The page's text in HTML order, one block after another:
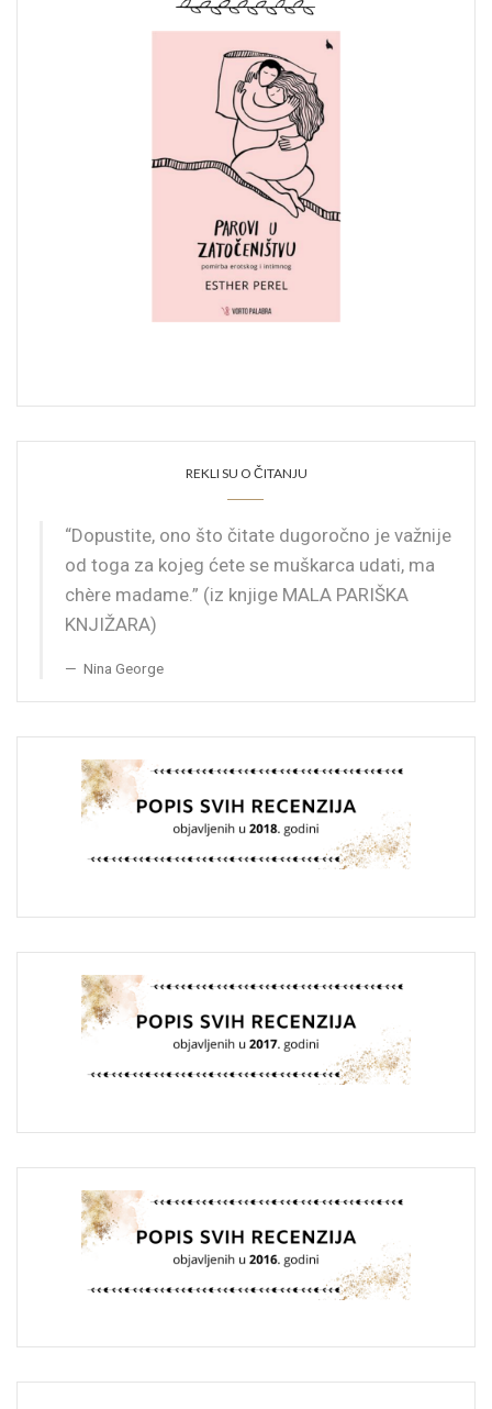
REKLI SU O ČITANJU
“Dopustite, ono što čitate dugoročno je važnije
od toga za kojeg ćete se muškarca udati, ma
chère madame.” (iz knjige MALA PARIŠKA
KNJIŽARA)
Nina George